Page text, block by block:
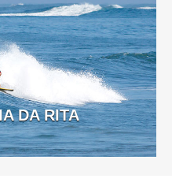
DA RITA